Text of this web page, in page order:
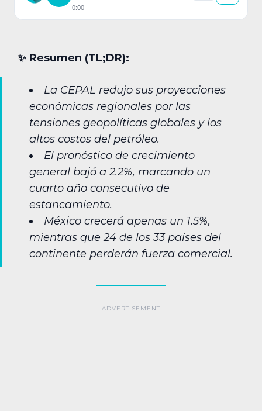
0:00
✨︎ Resumen (TL;DR):
La CEPAL redujo sus proyecciones
económicas regionales por las
tensiones geopolíticas globales y los
altos costos del petróleo.
El pronóstico de crecimiento
general bajó a 2.2%, marcando un
cuarto año consecutivo de
estancamiento.
México crecerá apenas un 1.5%,
mientras que 24 de los 33 países del
continente perderán fuerza comercial.